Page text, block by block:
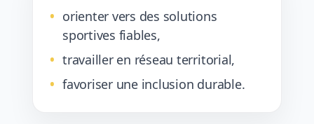
orienter vers des solutions
sportives fiables,
travailler en réseau territorial,
favoriser une inclusion durable.